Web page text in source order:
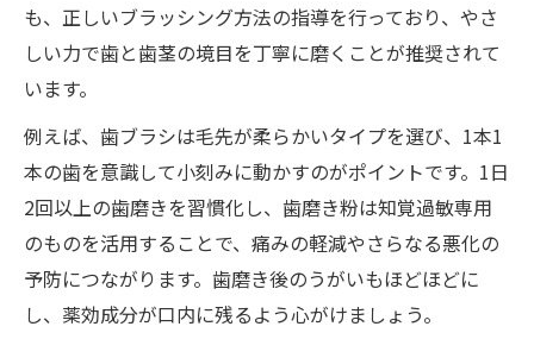
も、正しいブラッシング方法の指導を行っており、やさ
しい力で歯と歯茎の境目を丁寧に磨くことが推奨されて
います。
例えば、歯ブラシは毛先が柔らかいタイプを選び、1本1
本の歯を意識して小刻みに動かすのがポイントです。1日
2回以上の歯磨きを習慣化し、歯磨き粉は知覚過敏専用
のものを活用することで、痛みの軽減やさらなる悪化の
予防につながります。歯磨き後のうがいもほどほどに
し、薬効成分が口内に残るよう心がけましょう。